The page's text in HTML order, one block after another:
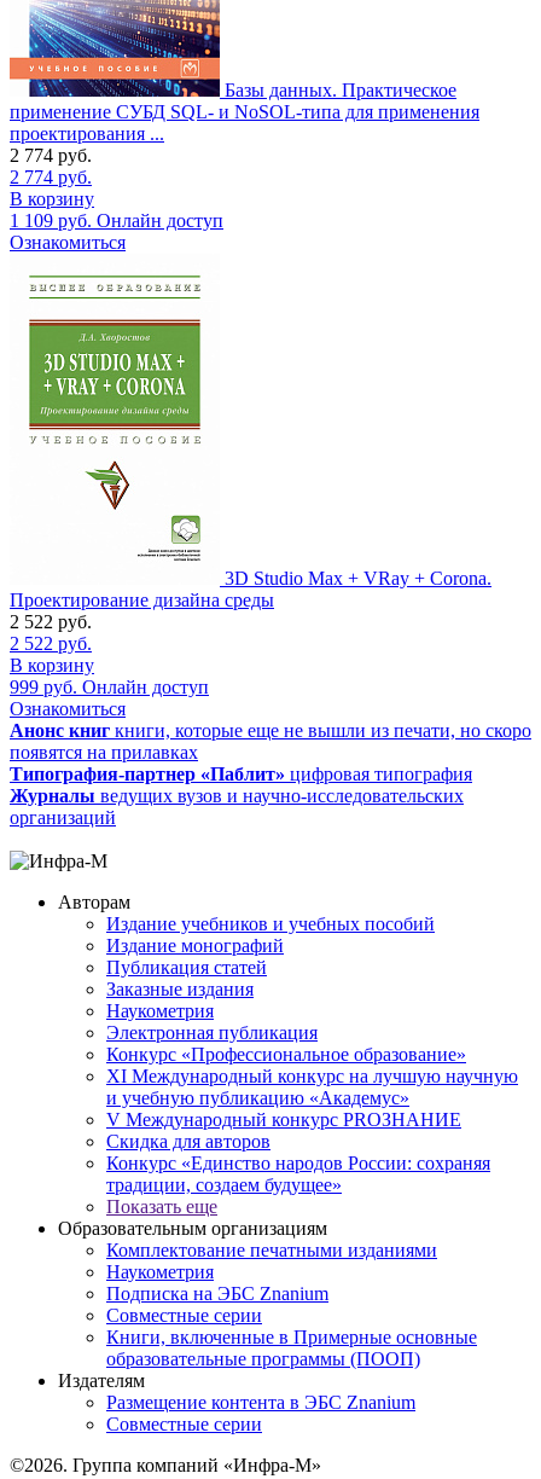
Базы данных. Практическое
применение СУБД SQL- и NoSOL-типа для применения
проектирования ...
2 774 руб.
2 774 руб.
В корзину
1 109 руб. Онлайн доступ
Ознакомиться
3D Studio Max + VRay + Corona.
Проектирование дизайна среды
2 522 руб.
2 522 руб.
В корзину
999 руб. Онлайн доступ
Ознакомиться
Анонс книг книги, которые еще не вышли из печати, но скоро
появятся на прилавках
Типография-партнер «Паблит» цифровая типография
Журналы ведущих вузов и научно-исследовательских
организаций
Авторам
Издание учебников и учебных пособий
Издание монографий
Публикация статей
Заказные издания
Наукометрия
Электронная публикация
Конкурс «Профессиональное образование»
XI Международный конкурс на лучшую научную
и учебную публикацию «Академус»
V Международный конкурс PROЗНАНИЕ
Скидка для авторов
Конкурс «Единство народов России: сохраняя
традиции, создаем будущее»
Показать еще
Образовательным организациям
Комплектование печатными изданиями
Наукометрия
Подписка на ЭБС Znanium
Совместные серии
Книги, включенные в Примерные основные
образовательные программы (ПООП)
Издателям
Размещение контента в ЭБС Znanium
Совместные серии
©2026. Группа компаний «Инфра-М»